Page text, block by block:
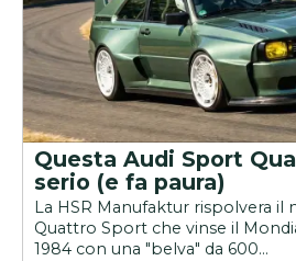
Questa Audi Sport
serio (e fa paura)
La HSR Manufaktur rispolvera il
Quattro Sport che vinse il
1984 con una "belva" da 600...